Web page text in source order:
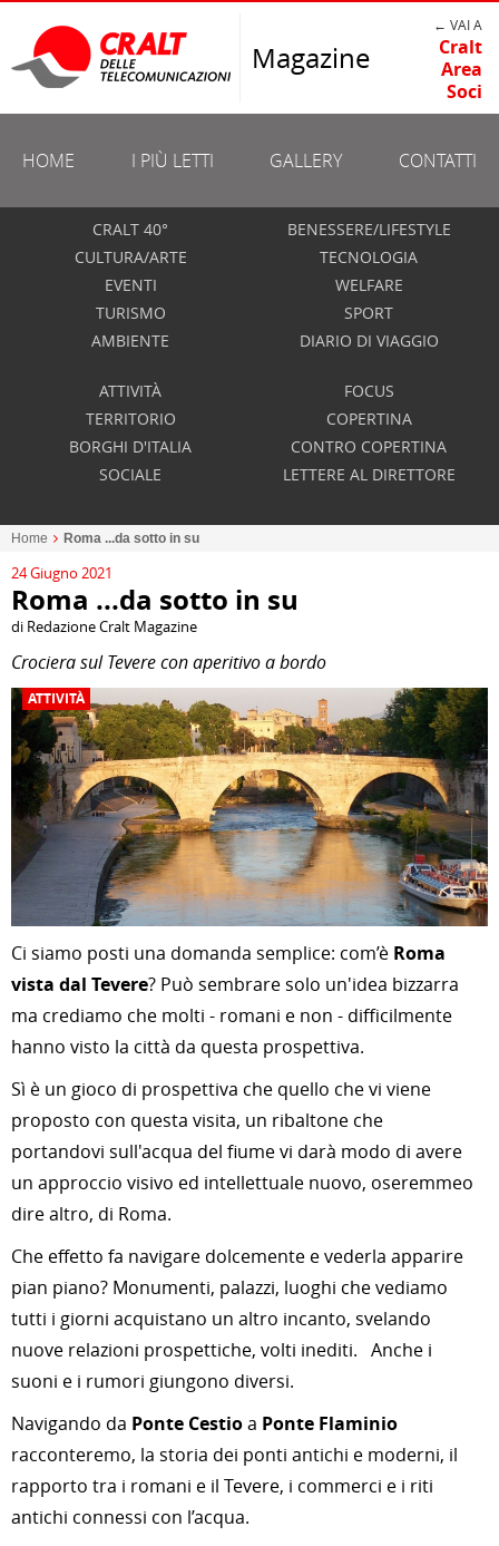
Magazine
← VAI A
Cralt
Area
Soci
HOME I PIÙ LETTI GALLERY CONTATTI
CRALT 40°
CULTURA/ARTE
EVENTI
TURISMO
AMBIENTE
BENESSERE/LIFESTYLE
TECNOLOGIA
WELFARE
SPORT
DIARIO DI VIAGGIO
ATTIVITÀ
TERRITORIO
BORGHI D'ITALIA
SOCIALE
FOCUS
COPERTINA
CONTRO COPERTINA
LETTERE AL DIRETTORE
Home Roma ...da sotto in su
24 Giugno 2021
Roma ...da sotto in su
di Redazione Cralt Magazine
Crociera sul Tevere con aperitivo a bordo
ATTIVITÀ
Ci siamo posti una domanda semplice: com’è Roma
vista dal Tevere? Può sembrare solo un'idea bizzarra
ma crediamo che molti - romani e non - difficilmente
hanno visto la città da questa prospettiva.
Sì è un gioco di prospettiva che quello che vi viene
proposto con questa visita, un ribaltone che
portandovi sull'acqua del fiume vi darà modo di avere
un approccio visivo ed intellettuale nuovo, oseremmeo
dire altro, di Roma.
Che effetto fa navigare dolcemente e vederla apparire
pian piano? Monumenti, palazzi, luoghi che vediamo
tutti i giorni acquistano un altro incanto, svelando
nuove relazioni prospettiche, volti inediti. Anche i
suoni e i rumori giungono diversi.
Navigando da Ponte Cestioa Ponte Flaminio
racconteremo, la storia dei ponti antichi e moderni, il
rapporto tra i romani e il Tevere, i commerci e i riti
antichi connessi con l’acqua.